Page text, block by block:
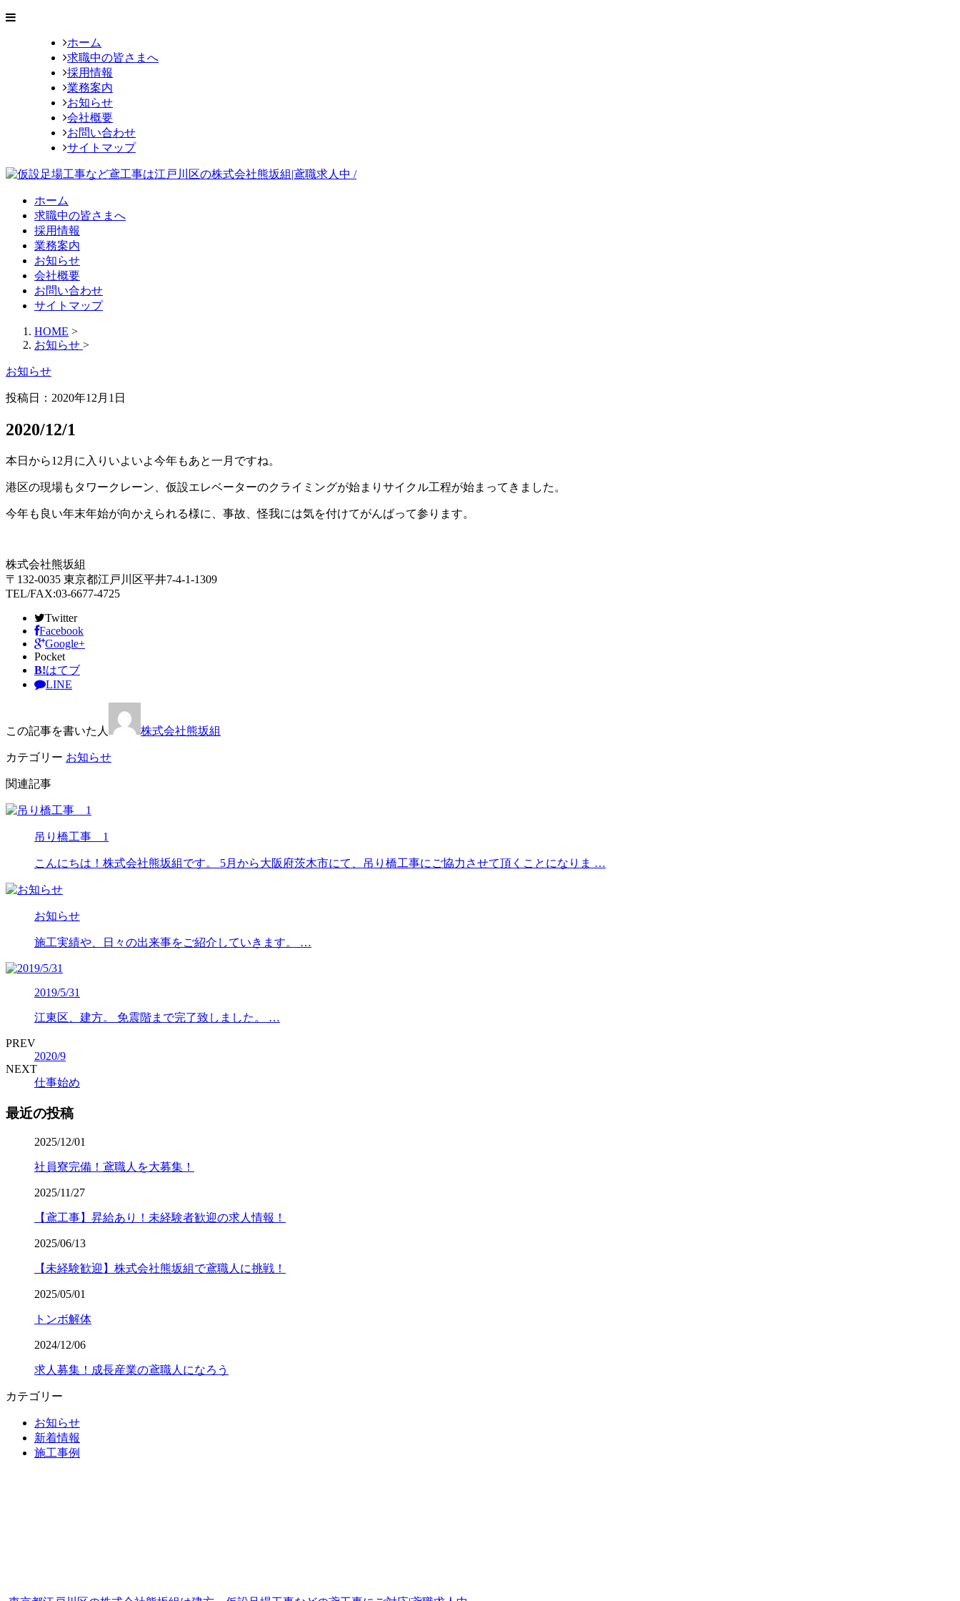
ホーム
求職中の皆さまへ
採用情報
業務案内
お知らせ
会社概要
お問い合わせ
サイトマップ
ホーム
求職中の皆さまへ
採用情報
業務案内
お知らせ
会社概要
お問い合わせ
サイトマップ
HOME >
お知らせ >
お知らせ
投稿日： 2020年12月1日
2020/12/1
本日から12月に入りいよいよ今年もあと一月ですね。
港区の現場もタワークレーン、仮設エレベーターのクライミングが始まりサイクル工程が始まってきました。
今年も良い年末年始が向かえられる様に、事故、怪我には気を付けてがんばって参ります。
株式会社熊坂組
〒132-0035 東京都江戸川区平井7-4-1-1309
TEL/FAX:03-6677-4725
Twitter
Facebook
Google+
Pocket
B!はてブ
LINE
この記事を書いた人 株式会社熊坂組
カテゴリー お知らせ
関連記事
吊り橋工事 1
こんにちは！株式会社熊坂組です。 5月から大阪府茨木市にて、吊り橋工事にご協力させて頂くことになりま …
お知らせ
施工実績や、日々の出来事をご紹介していきます。 …
2019/5/31
江東区、建方。 免震階まで完了致しました。 …
PREV
2020/9
NEXT
仕事始め
最近の投稿
2025/12/01
社員寮完備！鳶職人を大募集！
2025/11/27
【鳶工事】昇給あり！未経験者歓迎の求人情報！
2025/06/13
【未経験歓迎】株式会社熊坂組で鳶職人に挑戦！
2025/05/01
トンボ解体
2024/12/06
求人募集！成長産業の鳶職人になろう
カテゴリー
お知らせ
新着情報
施工事例